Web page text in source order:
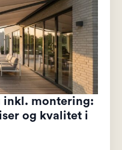
inkl. montering:
og kvalitet i